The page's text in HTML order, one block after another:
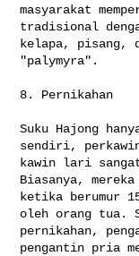
masyarakat
tradisional
kelapa, pisang,
"palymyra".
8. Pernikahan
Suku Hajong
sendiri,
kawin lari
Biasanya, mereka
ketika berumur
oleh orang tua.
pernikahan,
pengantin pria